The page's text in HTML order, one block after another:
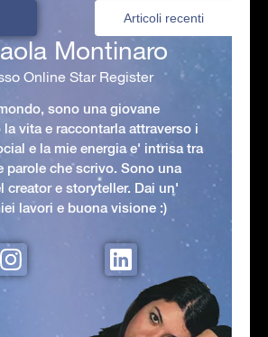
Articoli recenti
Montinaro
Online Star Register
sono una giovane
la vita e raccontarla attraverso i
e la mie energia e' intrisa tra
parole che scrivo. Sono una
creator e storyteller. Dai un'
lavori e buona visione :)